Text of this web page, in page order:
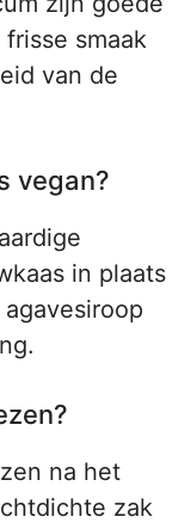
smaak
van de
vegan?
in plaats
na het
zak